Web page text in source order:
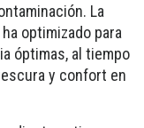
La
optimizado para
óptimas, al tiempo
y confort en